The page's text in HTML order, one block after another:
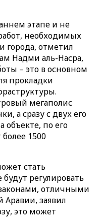
этапе и не
необходимых
города, отметил
Надми аль-Насра,
– это в основном
прокладки
мегаполис
а сразу с двух его
объекте, по его
1500
стать
регулировать
отличными
Аравии, заявил
это может